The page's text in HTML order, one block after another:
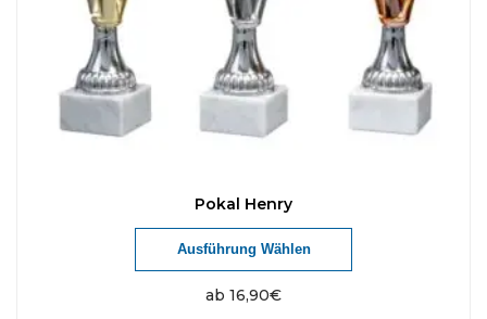
Pokal Henry
ab 16,90€
Ausführung Wählen